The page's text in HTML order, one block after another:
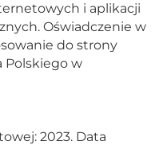
i aplikacji
Oświadczenie w
do strony
Polskiego w
2023. Data